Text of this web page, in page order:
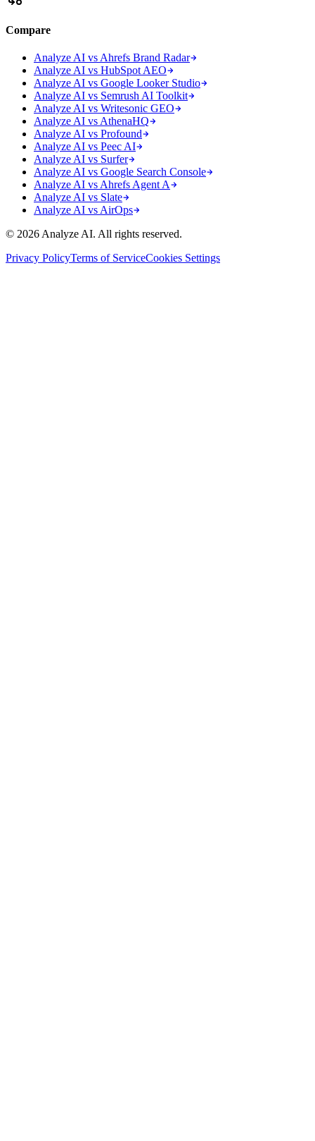
Compare
Analyze AI vs Ahrefs Brand Radar
Analyze AI vs HubSpot AEO
Analyze AI vs Google Looker Studio
Analyze AI vs Semrush AI Toolkit
Analyze AI vs Writesonic GEO
Analyze AI vs AthenaHQ
Analyze AI vs Profound
Analyze AI vs Peec AI
Analyze AI vs Surfer
Analyze AI vs Google Search Console
Analyze AI vs Ahrefs Agent A
Analyze AI vs Slate
Analyze AI vs AirOps
© 2026 Analyze AI. All rights reserved.
Privacy PolicyTerms of ServiceCookies Settings